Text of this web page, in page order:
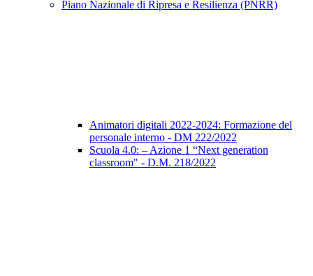
Piano Nazionale di Ripresa e Resilienza (PNRR)
Animatori digitali 2022-2024: Formazione del
personale interno - DM 222/2022
Scuola 4.0: – Azione 1 “Next generation
classroom" - D.M. 218/2022